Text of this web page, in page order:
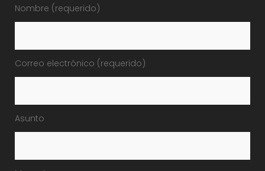
Nombre (requerido)
Correo electrónico (requerido)
Asunto